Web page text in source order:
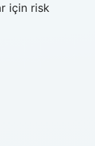
için risk